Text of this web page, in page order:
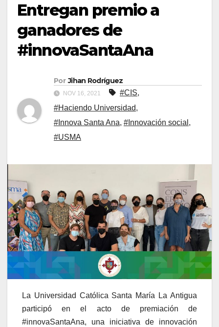
Entregan premio a
ganadores de
#innovaSantaAna
Por Jihan Rodríguez
NOV 16, 2021 #CIS,
#Haciendo Universidad,
#Innova Santa Ana, #Innovación social ,
#USMA
La Universidad Católica Santa María La Antigua
participó en el acto de premiación de
#innovaSantaAna, una iniciativa de innovación